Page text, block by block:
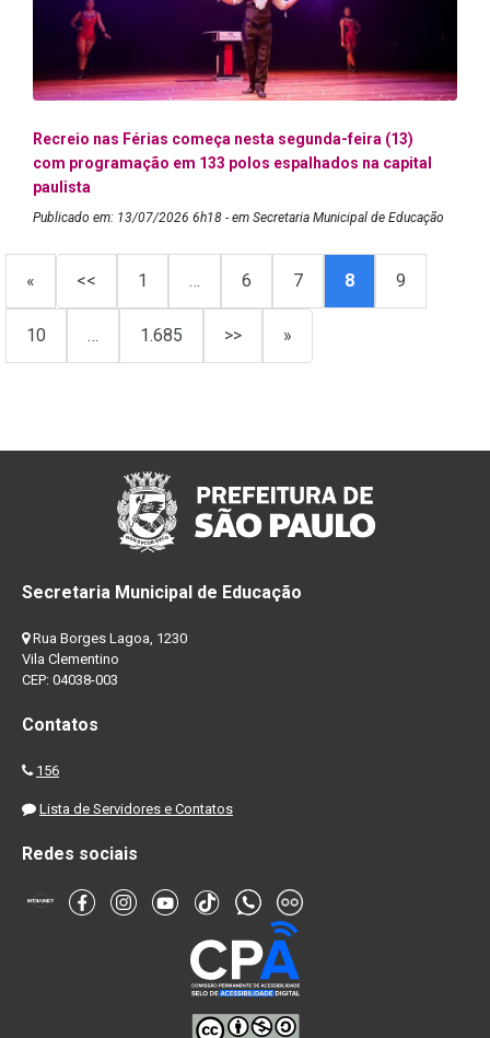
Recreio nas Férias começa nesta segunda-feira (13)
com programação em 133 polos espalhados na capital
paulista
Publicado em: 13/07/2026 6h18 - em Secretaria Municipal de Educação
« << 1 … 6 7 8 9
10 … 1.685 >> »
Secretaria Municipal de Educação
Rua Borges Lagoa, 1230
Vila Clementino
CEP: 04038-003
Contatos
156
Lista de Servidores e Contatos
Redes sociais